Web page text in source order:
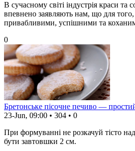
В сучасному світі індустрія краси та
впевнено заявляють нам, що для
привабливими, успішними та
0
Бретонське пісочне печиво —
23-Jun, 09:00 • 304 • 0
При формуванні не розкачуй тісто
бути завтовшки 2 см.